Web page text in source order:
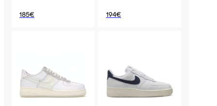
185€ 194€